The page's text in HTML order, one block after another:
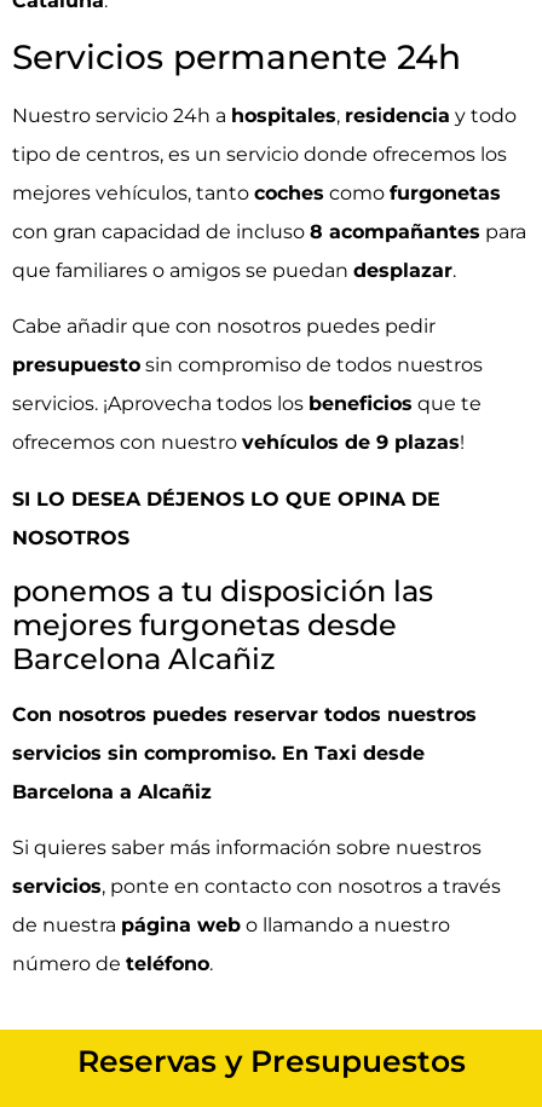
Servicios permanente 24h
Nuestro servicio 24h a hospitales, residencia y todo
tipo de centros, es un servicio donde ofrecemos los
mejores vehículos, tanto coches como furgonetas
con gran capacidad de incluso 8 acompañantes para
que familiares o amigos se puedan desplazar.
Cabe añadir que con nosotros puedes pedir
presupuesto sin compromiso de todos nuestros
servicios. ¡Aprovecha todos los beneficios que te
ofrecemos con nuestro vehículos de 9 plazas!
SI LO DESEA DÉJENOS LO QUE OPINA DE
NOSOTROS
ponemos a tu disposición las
mejores furgonetas desde
Barcelona Alcañiz
Con nosotros puedes reservar todos nuestros
servicios sin compromiso. En Taxi desde
Barcelona a Alcañiz
Si quieres saber más información sobre nuestros
servicios, ponte en contacto con nosotros a través
de nuestra página web o llamando a nuestro
número de teléfono.
Reservas y Presupuestos